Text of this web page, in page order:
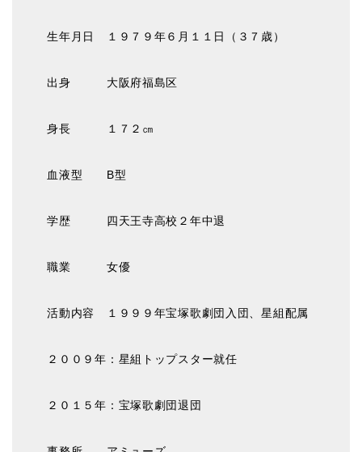
生年月日 １９７９年６月１１日（３７歳）
出身 大阪府福島区
身長 １７２㎝
血液型 B型
学歴 四天王寺高校２年中退
職業 女優
活動内容 １９９９年宝塚歌劇団入団、星組配属
２００９年：星組トップスター就任
２０１５年：宝塚歌劇団退団